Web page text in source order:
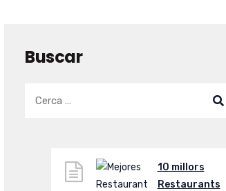
Buscar
10 millors
Restaurants